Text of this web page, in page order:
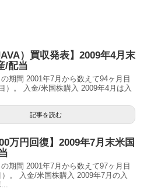
）買収発表】2009年4月末
/配当
期間 2001年7月から数えて94ヶ月目
）。 入金/米国株購入 2009年4月は入
記事を読む
万円回復】2009年7月末米国
期間 2001年7月から数えて97ヶ月目
）。 入金/米国株購入 2009年7月の入